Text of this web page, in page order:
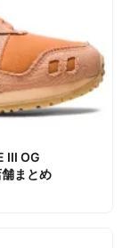
III OG
まとめ